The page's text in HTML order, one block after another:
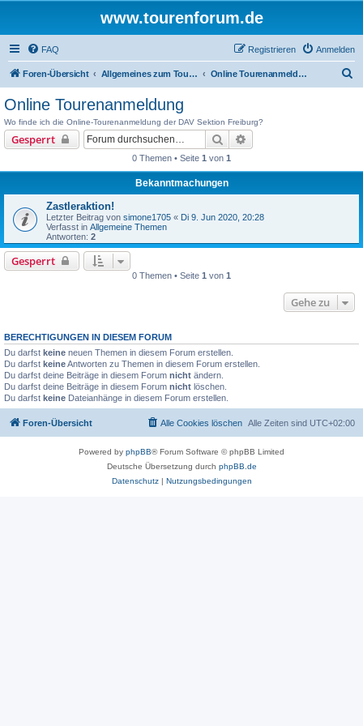
www.tourenforum.de
FAQ Anmelden
Registrieren
Foren-Übersicht Allgemeines zum Tourenforum Online Tourenanmeldung
Online Tourenanmeldung
Wo finde ich die Online-Tourenanmeldung der DAV Sektion Freiburg?
Gesperrt Suche
0 Themen • Seite 1 von 1
Bekanntmachungen
Zastleraktion!
Letzter Beitrag von simone1705 « Di 9. Jun 2020, 20:28
Verfasst in Allgemeine Themen
Antworten: 2
Gesperrt
0 Themen • Seite 1 von 1
Gehe zu
BERECHTIGUNGEN IN DIESEM FORUM
Du darfst keine neuen Themen in diesem Forum erstellen.
Du darfst keineAntworten zu Themen in diesem Forum erstellen.
Du darfst deine Beiträge in diesem Forum nicht ändern.
Du darfst deine Beiträge in diesem Forum nicht löschen.
Du darfst keine Dateianhänge in diesem Forum erstellen.
Foren-Übersicht Alle Zeiten sind UTC+02:00
Alle Cookies löschen
Powered by phpBB® Forum Software © phpBB Limited
Deutsche Übersetzung durch phpBB.de
Datenschutz| Nutzungsbedingungen